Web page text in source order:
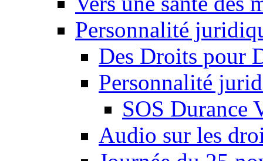
Personnalité
Des Droits pour
Personnalité
SOS Durance
Audio sur les